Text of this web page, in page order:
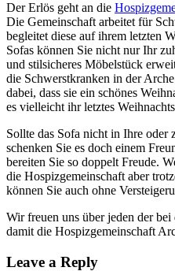
Der Erlös geht an die
Die Gemeinschaft arbeitet für
begleitet diese auf ihrem letzten
Sofas können Sie nicht nur Ihr
und stilsicheres Möbelstück
die Schwerstkranken in der
dabei, dass sie ein schönes
es vielleicht ihr letztes
Sollte das Sofa nicht in Ihre oder
schenken Sie es doch einem
bereiten Sie so doppelt Freude.
die Hospizgemeinschaft aber
können Sie auch ohne
Wir freuen uns über jeden der
damit die Hospizgemeinschaft
Leave a Reply